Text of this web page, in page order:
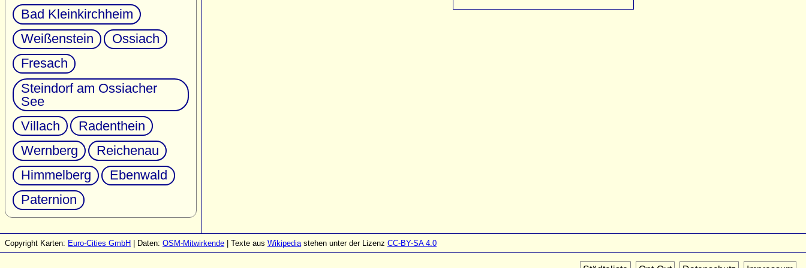
Bad Kleinkirchheim
Weißenstein
Ossiach
Fresach
Steindorf am Ossiacher
See
Villach
Radenthein
Wernberg
Reichenau
Himmelberg
Ebenwald
Paternion
Copyright Karten: Euro-Cities GmbH | Daten: OSM-Mitwirkende | Texte aus Wikipediastehen unter der Lizenz CC-BY-SA 4.0